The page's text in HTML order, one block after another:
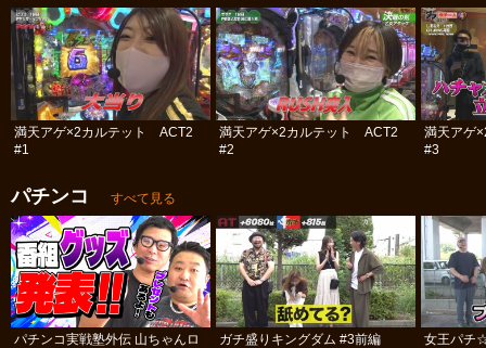
満天アゲ×2カルテット ACT2
#1
満天アゲ×2カルテット ACT2
#2
満天アゲ
#3
パチンコ すべて見る
パチンコ実戦塾外伝 山ちゃんロ
ガチ盛りキングダム #3前編
女王パチ